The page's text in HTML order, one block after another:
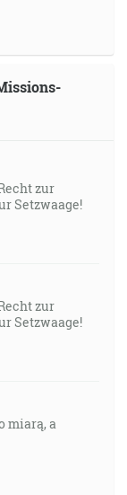
k nemu, že keď
[1J 5:14]
a zavrúc
je v
odplatí ti
nebude
započal vo
zur
Setzwaage!
zur
Setzwaage!
miarą, a